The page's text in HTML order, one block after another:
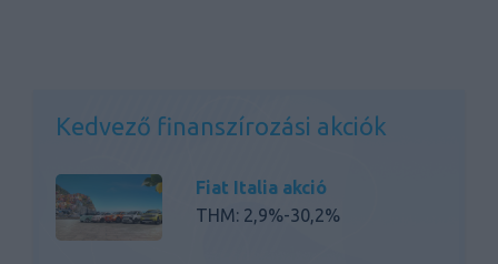
Kedvező finanszírozási akciók
Fiat Italia akció
THM: 2,9%-30,2%